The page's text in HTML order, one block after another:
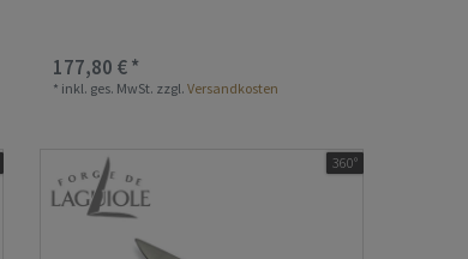
177,80 € *
* inkl. ges. MwSt. zzgl.Versandkosten
360°